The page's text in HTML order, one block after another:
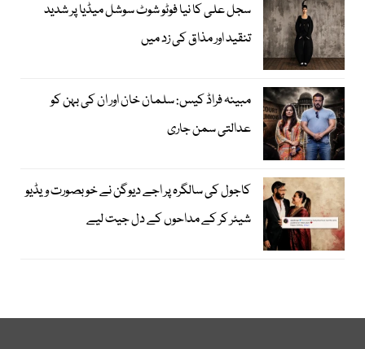
سجل علی کا نیا فوٹو شوٹ سوشل میڈیا پر شدید
تنقید اور مذاق کی زد میں
مبینہ فراڈ کیس: سلمان خان اور ان کی بہن کو
عدالتی سمن جاری
کاجول کی سالگرہ پر اجے دیوگن نے خوبصورت ویڈیو
شیئر کر کے مداحوں کے دل جیت لیے